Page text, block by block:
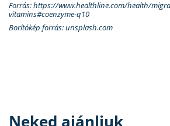
Forrás: https://www.healthline.com/health/
vitamins#coenzyme-q10
Borítókép forrás: unsplash.com
Neked ajánljuk